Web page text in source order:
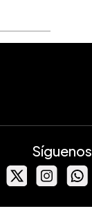
Síguenos